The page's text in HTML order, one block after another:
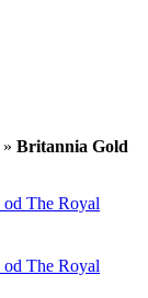
» Britannia Gold